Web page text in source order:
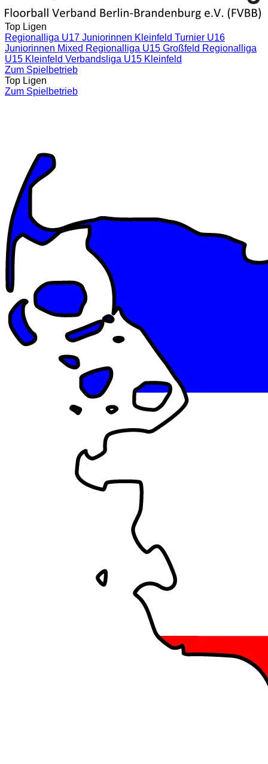
Top Ligen
Regionalliga U17 Juniorinnen Kleinfeld Turnier U16
Juniorinnen Mixed Regionalliga U15 Großfeld Regionalliga
U15 Kleinfeld Verbandsliga U15 Kleinfeld
Zum Spielbetrieb
Top Ligen
Zum Spielbetrieb